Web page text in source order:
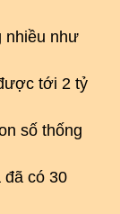
nhiều như
tới 2 tỷ
số thống
có 30